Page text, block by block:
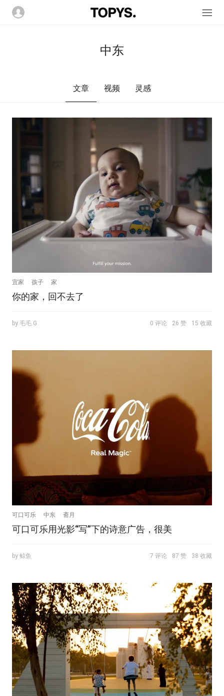
中东
文章 视频 灵感
宜家 孩子 家
你的家，回不去了
by 毛毛.G 0 评论 26 赞 15 收藏
可口可乐 中东 斋月
可口可乐用光影“写”下的诗意广告，很美
by 鲸鱼 7 评论 87 赞 38 收藏